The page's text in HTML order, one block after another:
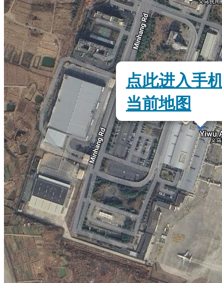
点此进入手
当前地图